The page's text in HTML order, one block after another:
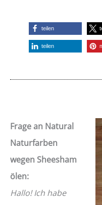
teilen
teilen
Frage an Natural
Naturfarben
wegen Sheesham
ölen:
Hallo! Ich habe